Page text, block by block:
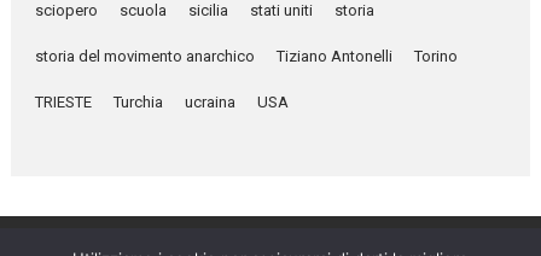
sciopero scuola sicilia stati uniti storia
storia del movimento anarchico Tiziano Antonelli Torino
TRIESTE Turchia ucraina USA